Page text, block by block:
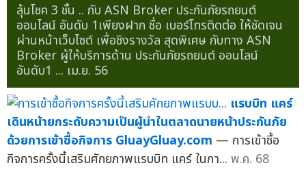
ลุ้นโชค 3 ชั้น .. กับ ASN Broker ประกันภัยรถยนต์
ออนไลน์ อันดับ 1เพียงฝาก ชื่อ เบอร์โทรติดต่อ ให้ชัดเจน
ผ่านหน้าเว็บไซต์ เพื่อชิงรางวัล สุดพิเศษ กับทาง ASN
Broker ผู้ให้บริการด้าน ประกันภัยรถยนต์ ออนไลน์
อันดับ1 ... เม.ย. 56
แรบบิท แคร์
เดินหน้ายกระดับความเป็นผู้นำในตลาดนายหน้าประกันภัย
ด้วยการเข้าซื้อกิจการ GluayGluay.com — การเข้าซื้อ
กิจการครั้งนี้เสริมศักยภาพแรบบิท แคร์ ในกา... พ.ค. 68